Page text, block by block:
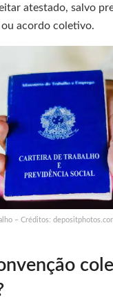
atestado, salvo
acordo coletivo.
– Créditos: